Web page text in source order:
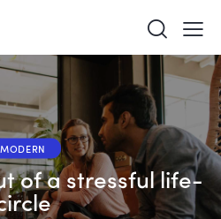
MODERN
of a stressful life-